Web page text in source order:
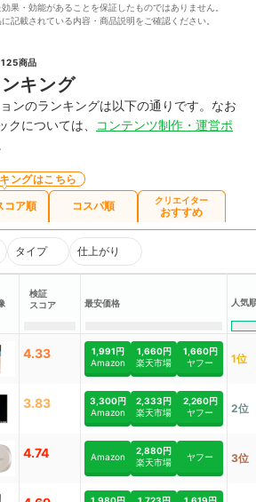
果・効能があることを保証したものではありません。
記載されている内容・商品説明をご確認ください。
商品
キング
ンのランキングは以下の通りです。なお
クについては、
コンテンツ制作・運営ポ
ングはこちら
コア順 コスパ順 クリエイター
おすすめ
タイプ 仕上がり
検証
スコア
最安価格 人気
4.33
1,991円
Amazon
1,660円
楽天市場
1,660円
ヤフー
1位
3.83
3,300円
Amazon
2,333円
楽天市場
2,260円
ヤフー
2位
4.74 Amazon
2,880円
楽天市場
ヤフー 3位